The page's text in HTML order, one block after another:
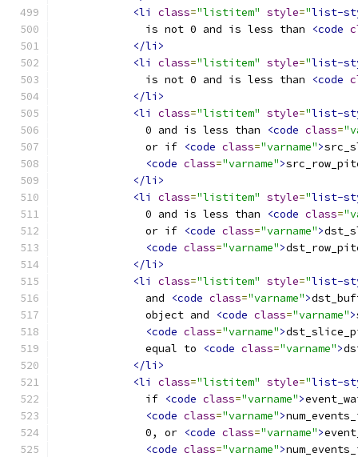
<li
class="listitem" style="list-
              is not 0 and is less than
<code
</li>
<li
class="listitem" style="list-
              is not 0 and is less than
<code
</li>
<li
class="listitem" style="list-
              0 and is less than
<code class=
              or if
<code class="varname">
<code class="varname">
</li>
<li
class="listitem" style="list-
              0 and is less than
<code class=
              or if
<code class="varname">
<code class="varname">
</li>
<li
class="listitem" style="list-
              and
<code class="varname">
              object and
<code class="varname">
<code class="varname">
              equal to
<code class="varname">
</li>
<li
class="listitem" style="list-
              if
<code class="varname">
<code class="varname">
              0, or
<code class="varname">
<code class="varname">